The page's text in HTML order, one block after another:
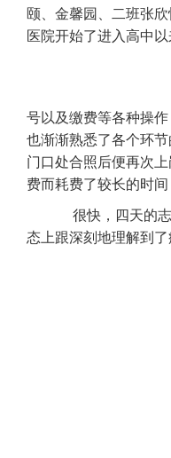
颐、金馨园、二班张
医院开始了进入高中
号以及缴费等各种操
也渐渐熟悉了各个环
门口处合照后便再次
费而耗费了较长的时
很快，四天的志
态上跟深刻地理解到